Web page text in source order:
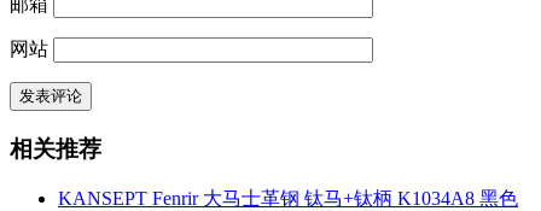
邮箱
网站
相关推荐
KANSEPT Fenrir 大马士革钢 钛马+钛柄 K1034A8 黑色